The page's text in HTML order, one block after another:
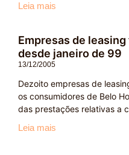
Leia mais
Empresas de
desde janeiro de 99
13/12/2005
Dezoito empresas de
os consumidores de Belo
das prestações relativas a
Leia mais